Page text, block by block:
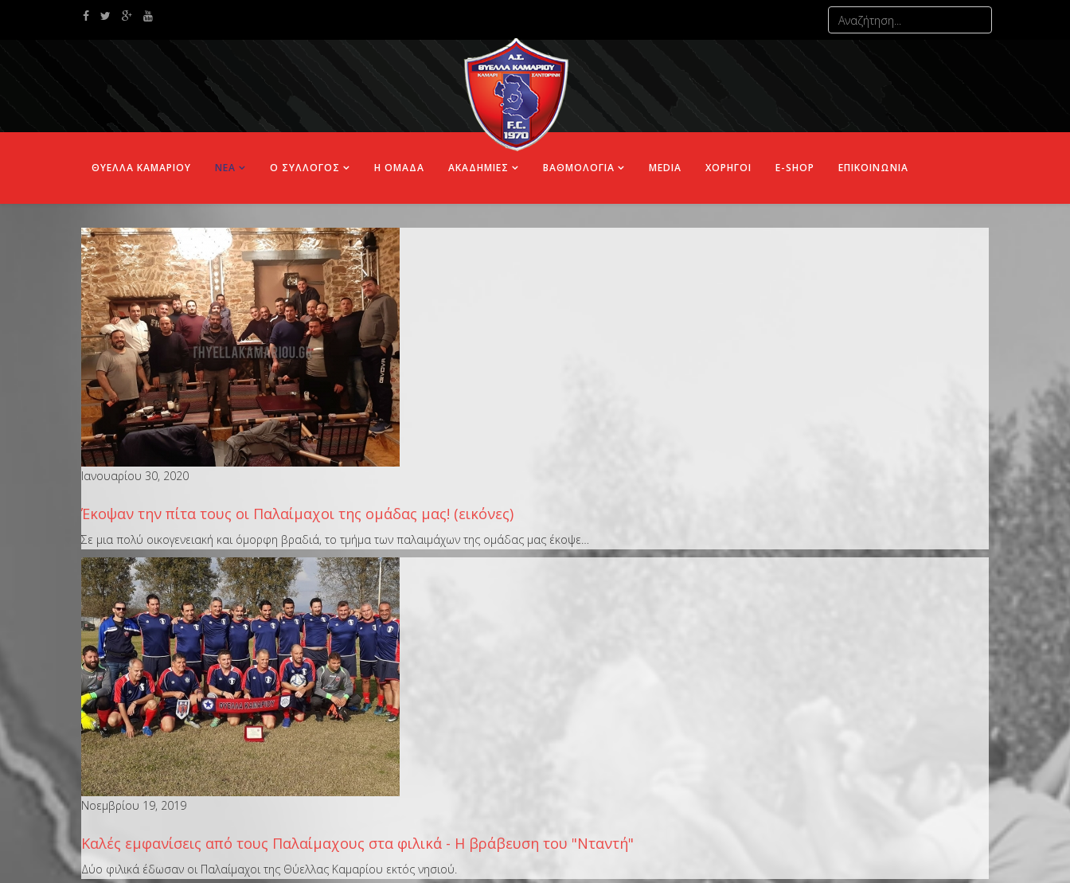
ΘΥΕΛΛΑ ΚΑΜΑΡΙΟΥ ΝΕΑ Ο ΣΥΛΛΟΓΟΣ Η ΟΜΑΔΑ ΑΚΑΔΗΜΙΕΣ ΒΑΘΜΟΛΟΓΙΑ MEDIA ΧΟΡΗΓΟΙ E-SHOP ΕΠΙΚΟΙΝΩΝΙΑ
Ιανουαρίου 30, 2020
Έκοψαν την πίτα τους οι Παλαίμαχοι της ομάδας μας! (εικόνες)
Σε μια πολύ οικογενειακή και όμορφη βραδιά, το τμήμα των παλαιμάχων της ομάδας μας έκοψε…
Νοεμβρίου 19, 2019
Καλές εμφανίσεις από τους Παλαίμαχους στα φιλικά - Η βράβευση του "Νταντή"
Δύο φιλικά έδωσαν οι Παλαίμαχοι της Θύελλας Καμαρίου εκτός νησιού.